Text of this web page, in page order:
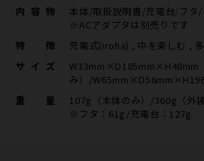
内容物
本体/取扱説明書/充電台/フタ
※ACアダプタは別売りです
特徴
充電式(iroha) , 中を楽しむ ,
サイズ
W33mm×D185mm×H48mm
み）/
重量
107g（本体のみ）/360g（外装
※フタ：61g/充電台：127g